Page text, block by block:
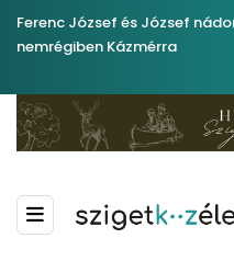
Ferenc József és József
nemrégiben Kázmérra